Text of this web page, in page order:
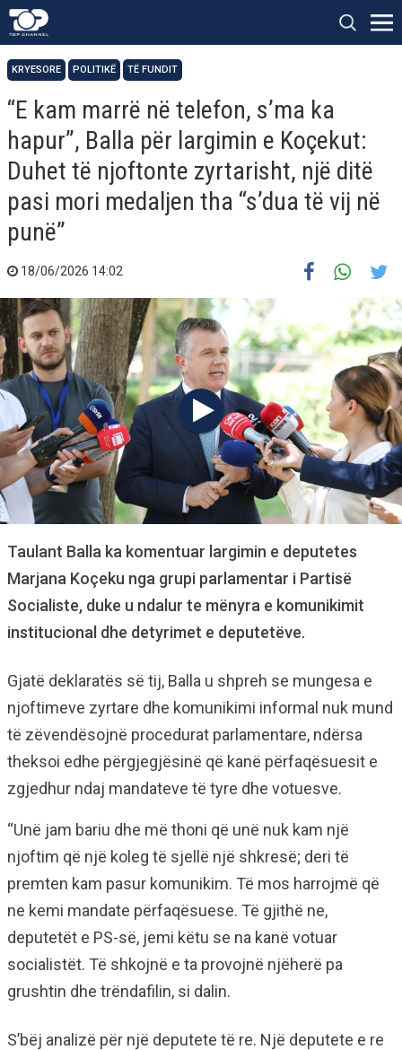
KRYESORE POLITIKË TË FUNDIT
“E kam marrë në telefon, s’ma ka
hapur”, Balla për largimin e Koçekut:
Duhet të njoftonte zyrtarisht, një ditë
pasi mori medaljen tha “s’dua të vij në
punë”
18/06/2026 14:02
Taulant Balla ka komentuar largimin e deputetes
Marjana Koçeku nga grupi parlamentar i Partisë
Socialiste, duke u ndalur te mënyra e komunikimit
institucional dhe detyrimet e deputetëve.
Gjatë deklaratës së tij, Balla u shpreh se mungesa e
njoftimeve zyrtare dhe komunikimi informal nuk mund
të zëvendësojnë procedurat parlamentare, ndërsa
theksoi edhe përgjegjësinë që kanë përfaqësuesit e
zgjedhur ndaj mandateve të tyre dhe votuesve.
“Unë jam bariu dhe më thoni që unë nuk kam një
njoftim që një koleg të sjellë një shkresë; deri të
premten kam pasur komunikim. Të mos harrojmë që
ne kemi mandate përfaqësuese. Të gjithë ne,
deputetët e PS-së, jemi këtu se na kanë votuar
socialistët. Të shkojnë e ta provojnë njëherë pa
grushtin dhe trëndafilin, si dalin.
S’bëj analizë për një deputete të re. Një deputete e re